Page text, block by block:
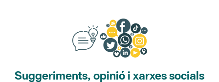
Suggeriments, opinió i xarxes socials